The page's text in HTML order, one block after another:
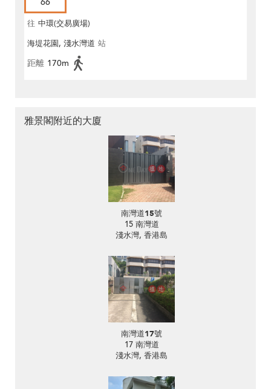
66
往 中環(交易廣場)
海堤花園, 淺水灣道 站
距離 170m
雅景閣附近的大廈
南灣道15號
15 南灣道
淺水灣, 香港島
南灣道17號
17 南灣道
淺水灣, 香港島